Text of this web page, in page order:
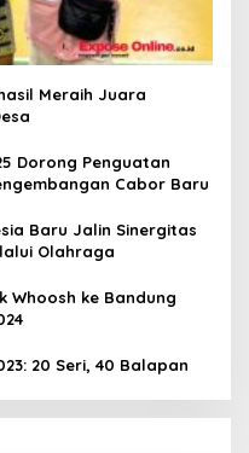
Meraih Juara
Dorong Penguatan
Cabor Baru
Baru Jalin Sinergitas
Olahraga
Whoosh ke Bandung
20 Seri, 40 Balapan